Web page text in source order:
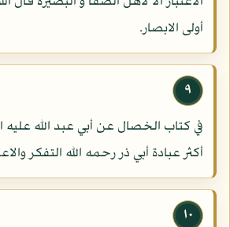
أولى الابصار.
٩
في كتاب الخصال عن أبي عبد الله عليه
أكثر عبادة أبي ذر رحمه الله التفكر
١٠